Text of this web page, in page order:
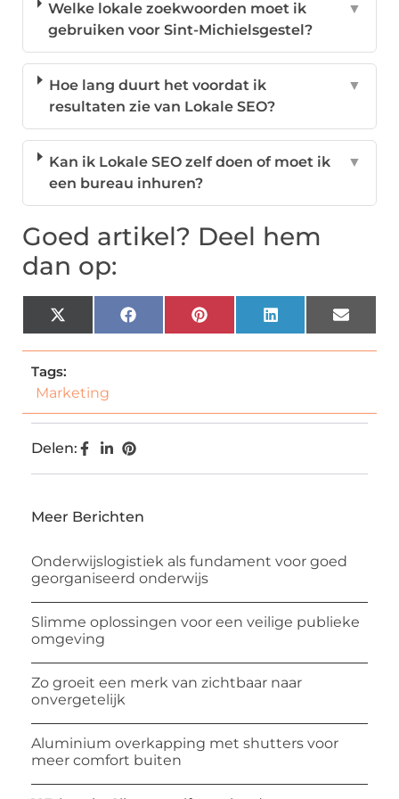
Welke lokale zoekwoorden moet ik
gebruiken voor Sint-Michielsgestel?
▼
Hoe lang duurt het voordat ik
resultaten zie van Lokale SEO?
▼
Kan ik Lokale SEO zelf doen of moet ik
een bureau inhuren?
▼
Goed artikel? Deel hem
dan op:
X
(Twitter)
FacebookPinterestLinkedIn Email
Tags:
Marketing
Delen:
Meer Berichten
Onderwijslogistiek als fundament voor goed
georganiseerd onderwijs
Slimme oplossingen voor een veilige publieke
omgeving
Zo groeit een merk van zichtbaar naar
onvergetelijk
Aluminium overkapping met shutters voor
meer comfort buiten